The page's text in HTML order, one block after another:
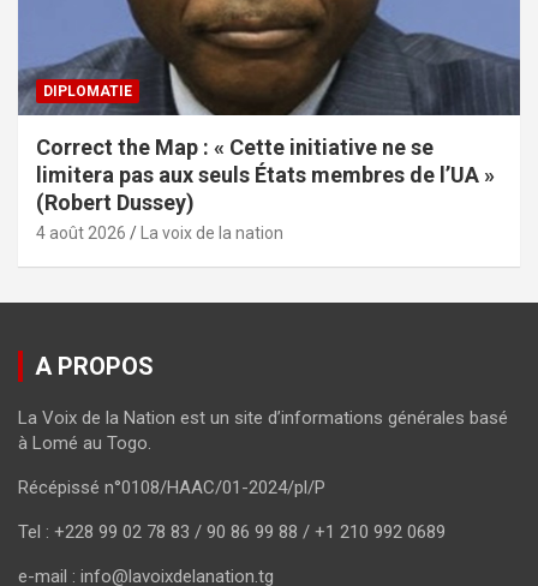
DIPLOMATIE
Correct the Map : « Cette initiative ne se
limitera pas aux seuls États membres de l’UA »
(Robert Dussey)
4 août 2026 La voix de la nation
A PROPOS
La Voix de la Nation est un site d’informations générales basé
à Lomé au Togo.
Récépissé n°0108/HAAC/01-2024/pl/P
Tel : +228 99 02 78 83 / 90 86 99 88 / +1 210 992 0689
e-mail : info@lavoixdelanation.tg